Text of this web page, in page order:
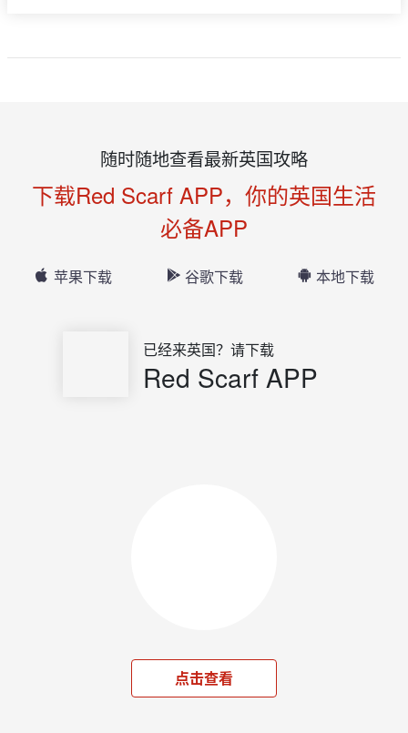
随时随地查看最新英国攻略
下载Red Scarf APP，你的英国生活
必备APP
苹果下载 谷歌下载 本地下载
已经来英国？请下载
Red Scarf APP
点击查看